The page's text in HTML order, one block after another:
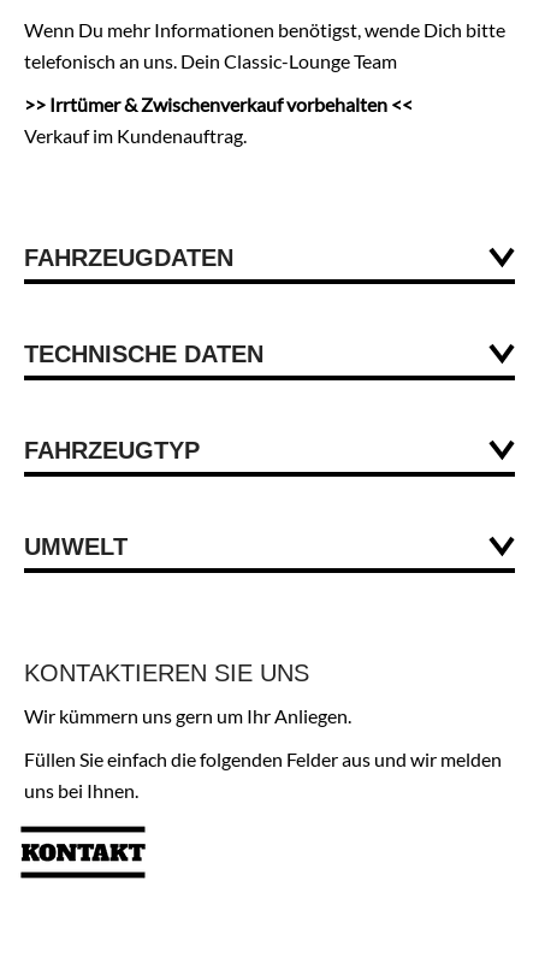
Wenn Du mehr Informationen benötigst, wende Dich bitte
telefonisch an uns. Dein Classic-Lounge Team
>> Irrtümer & Zwischenverkauf vorbehalten <<
Verkauf im Kundenauftrag.
FAHRZEUGDATEN
1988
schwarz
Leder
TECHNISCHE DATEN
4/5
FAHRZEUGTYP
Klimaautomatik
UMWELT
KONTAKTIEREN SIE UNS
Wir kümmern uns gern um Ihr Anliegen.
Füllen Sie einfach die folgenden Felder aus und wir melden
uns bei Ihnen.